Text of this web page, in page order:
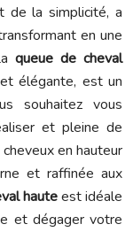
de la simplicité, a
en une
queue de cheval
élégante, est un
souhaitez vous
et pleine de
en hauteur
et raffinée aux
hauteest idéale
et dégager votre